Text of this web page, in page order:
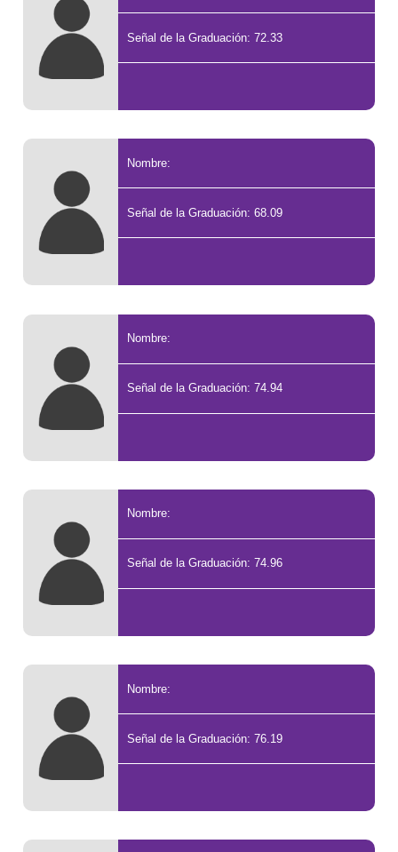
Señal de la Graduación: 72.33
Nombre:
Señal de la Graduación: 68.09
Nombre:
Señal de la Graduación: 74.94
Nombre:
Señal de la Graduación: 74.96
Nombre:
Señal de la Graduación: 76.19